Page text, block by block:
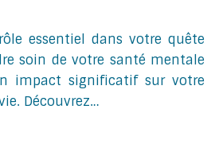
essentiel dans votre quête
soin de votre santé mentale
impact significatif sur votre
Découvrez…